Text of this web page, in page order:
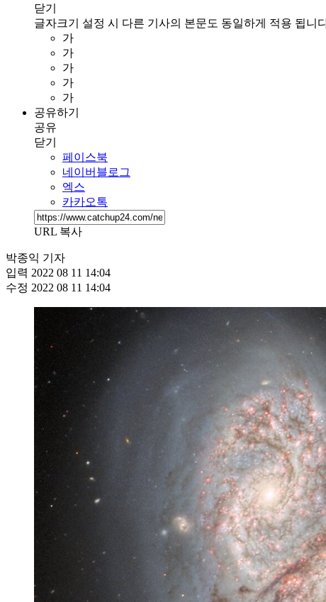
닫기
글자크기 설정 시 다른 기사의 본문도 동일하게 적용 됩니
가
가
가
가
가
공유하기
공유
닫기
페이스북
네이버블로그
엑스
카카오톡
URL 복사
박종익 기자
입력 2022 08 11 14:04
수정 2022 08 11 14:04